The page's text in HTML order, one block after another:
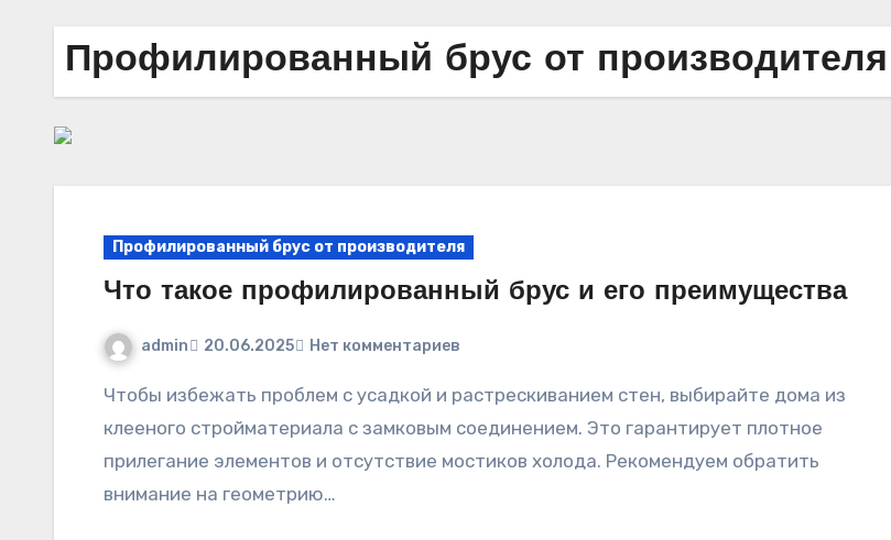
Профилированный брус от производителя
Профилированный брус от производителя
Что такое профилированный брус и его преимущества
admin 20.06.2025 Нет комментариев
Чтобы избежать проблем с усадкой и растрескиванием стен, выбирайте дома из
клееного стройматериала с замковым соединением. Это гарантирует плотное
прилегание элементов и отсутствие мостиков холода. Рекомендуем обратить
внимание на геометрию…